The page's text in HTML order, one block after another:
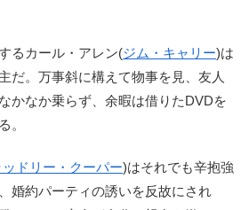
るカール・アレン(ジム・キャリー)は
だ。万事斜に構えて物事を見、友人
かなか乗らず、余暇は借りたDVDを
。
ッドリー・クーパー)はそれでも辛抱強
婚約パーティの誘いを反故にされ